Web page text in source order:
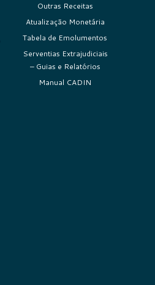
Outras Receitas
Atualização Monetária
Tabela de Emolumentos
Serventias Extrajudiciais
– Guias e Relatórios
Manual CADIN